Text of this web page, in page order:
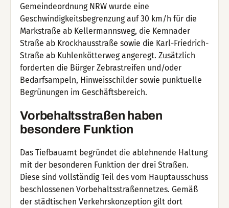
Gemeindeordnung NRW wurde eine
Geschwindigkeitsbegrenzung auf 30 km/h für die
Markstraße ab Kellermannsweg, die Kemnader
Straße ab Krockhausstraße sowie die Karl-Friedrich-
Straße ab Kuhlenkötterweg angeregt. Zusätzlich
forderten die Bürger Zebrastreifen und/oder
Bedarfsampeln, Hinweisschilder sowie punktuelle
Begrünungen im Geschäftsbereich.
Vorbehaltsstraßen haben
besondere Funktion
Das Tiefbauamt begründet die ablehnende Haltung
mit der besonderen Funktion der drei Straßen.
Diese sind vollständig Teil des vom Hauptausschuss
beschlossenen Vorbehaltsstraßennetzes. Gemäß
der städtischen Verkehrskonzeption gilt dort